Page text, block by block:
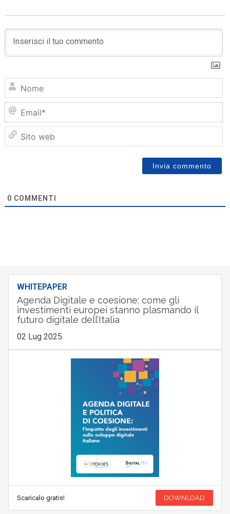
0 COMMENTI
WHITEPAPER
Agenda Digitale e coesione: come gli
investimenti europei stanno plasmando il
futuro digitale dell’Italia
02 Lug 2025
Scaricalo gratis! DOWNLOAD